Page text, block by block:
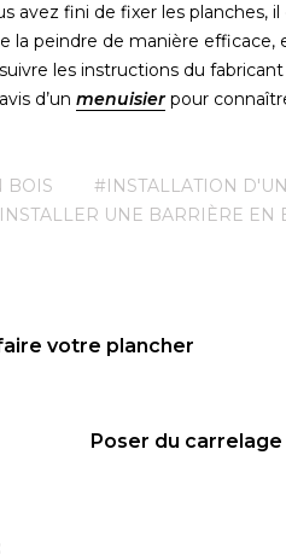
avez fini de fixer les
la peindre de manière
les instructions du
d’un menuisierpour
BOIS
#INSTALLATION
UNE BARRIÈRE EN
votre plancher
Poser du